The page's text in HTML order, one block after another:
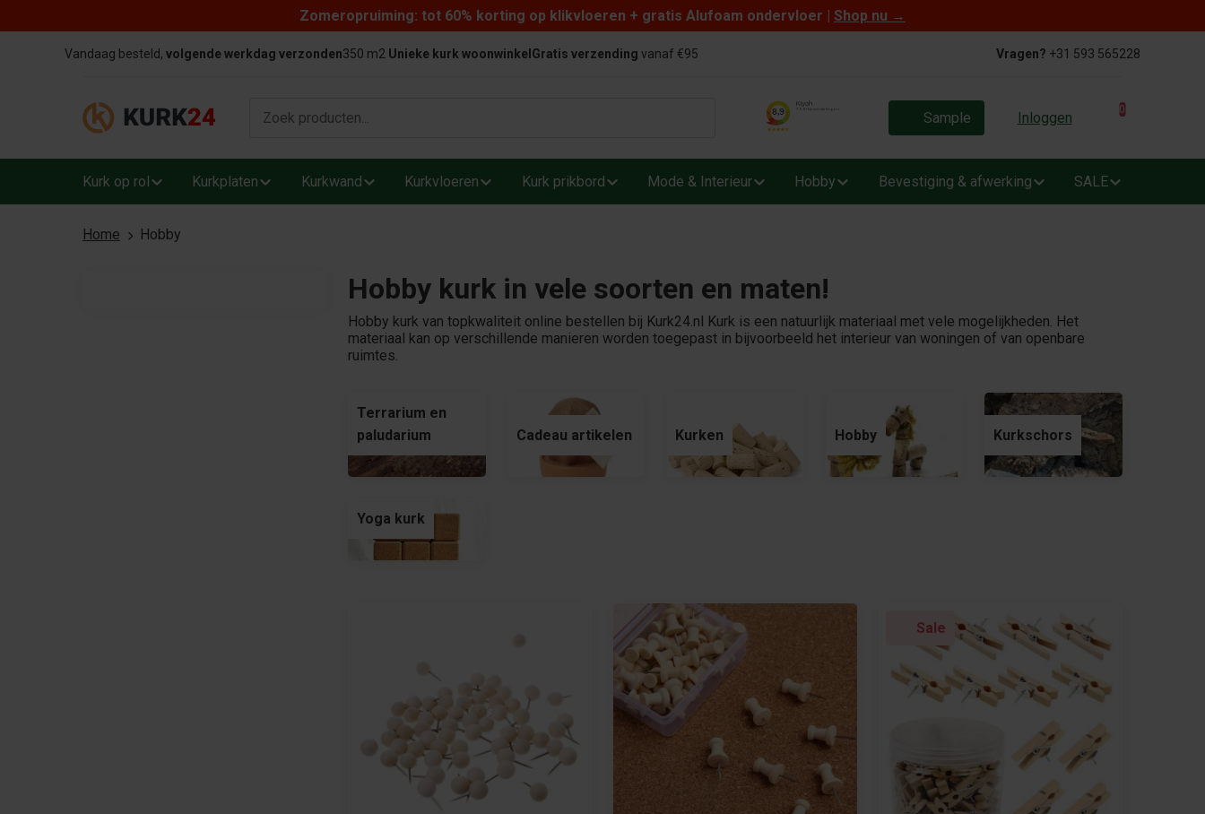
Zomeropruiming: tot 60% korting op klikvloeren + gratis Alufoam ondervloer | Shop nu →
Vandaag besteld, volgende werkdag verzonden350 m2 Unieke kurk woonwinkel Gratis verzending vanaf €95 Vragen? +31 593 565228
Sample Inloggen 0
Kurk op rol Kurkplaten Kurkwand Kurkvloeren Kurk prikbord Mode & Interieur Hobby Bevestiging & afwerking SALE
Home Hobby
Hobby kurk in vele soorten en maten!
Hobby kurk van topkwaliteit online bestellen bij Kurk24.nl Kurk is een natuurlijk materiaal met vele mogelijkheden. Het
materiaal kan op verschillende manieren worden toegepast in bijvoorbeeld het interieur van woningen of van openbare
ruimtes.
Terrarium en
paludarium
Cadeau artikelen Kurken Hobby Kurkschors
Yoga kurk
Sale